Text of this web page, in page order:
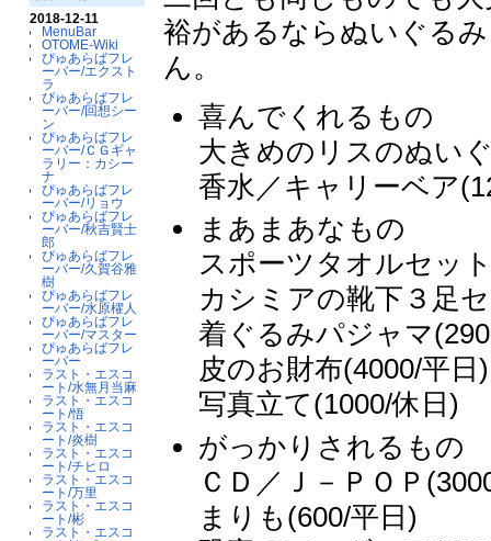
2018-12-11
MenuBar
OTOME-Wiki
ぴゅあらばフレ
ーバー/エクスト
ラ
ぴゅあらばフレ
ーバー/回想シー
ン
ぴゅあらばフレ
ーバー/ＣＧギャ
ラリー：カシー
ナ
ぴゅあらばフレ
ーバー/リョウ
ぴゅあらばフレ
ーバー/秋吉賢士
郎
ぴゅあらばフレ
ーバー/久賀谷雅
樹
ぴゅあらばフレ
ーバー/水原櫂人
ぴゅあらばフレ
ーバー/マスター
ぴゅあらばフレ
ーバー
ラスト・エスコ
ート/水無月当麻
ラスト・エスコ
ート/悟
ラスト・エスコ
ート/炎樹
ラスト・エスコ
ート/チヒロ
ラスト・エスコ
ート/万里
ラスト・エスコ
ート/彬
ラスト・エスコ
裕があるならぬいぐる
ん。
喜んでくれるもの
大きめのリスのぬい
香水／キャリーベア
まあまあなもの
スポーツタオルセッ
カシミアの靴下３足
着ぐるみパジャマ
皮のお財布(4000/平日)
写真立て(1000/休日)
がっかりされるもの
ＣＤ／Ｊ－ＰＯＰ
まりも(600/平日)